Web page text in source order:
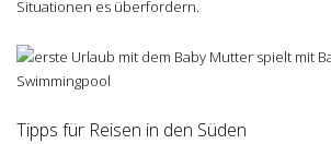
Situationen es überfordern.
Tipps für Reisen in den Süden